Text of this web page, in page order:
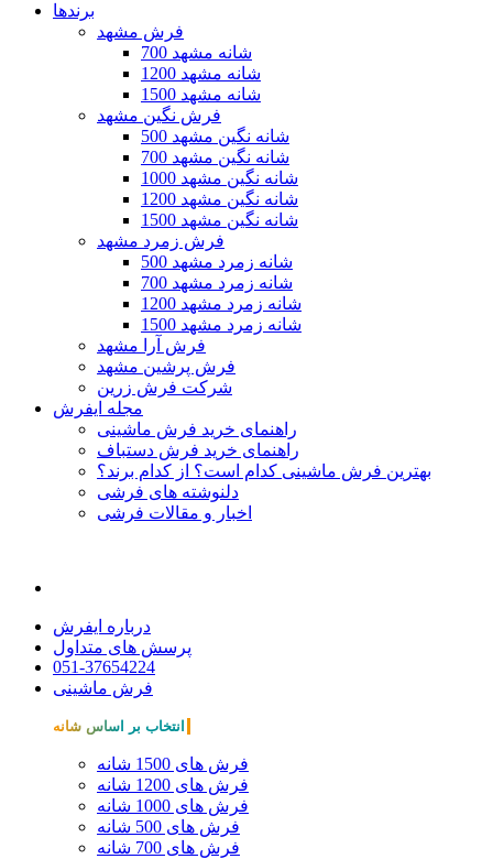
برندها
فرش مشهد
700 شانه مشهد
1200 شانه مشهد
1500 شانه مشهد
فرش نگین مشهد
500 شانه نگین مشهد
700 شانه نگین مشهد
1000 شانه نگین مشهد
1200 شانه نگین مشهد
1500 شانه نگین مشهد
فرش زمرد مشهد
500 شانه زمرد مشهد
700 شانه زمرد مشهد
1200 شانه زمرد مشهد
1500 شانه زمرد مشهد
فرش آرا مشهد
فرش پرشین مشهد
شرکت فرش زرین
مجله ایفرش
راهنمای خرید فرش ماشینی
راهنمای خرید فرش دستباف
بهترین فرش ماشینی کدام است؟ از کدام برند؟
دلنوشته های فرشی
اخبار و مقالات فرشی
درباره ایفرش
پرسش های متداول
051-37654224
فرش ماشینی
انتخاب بر اساس شانه
فرش های 1500 شانه
فرش های 1200 شانه
فرش های 1000 شانه
فرش های 500 شانه
فرش های 700 شانه